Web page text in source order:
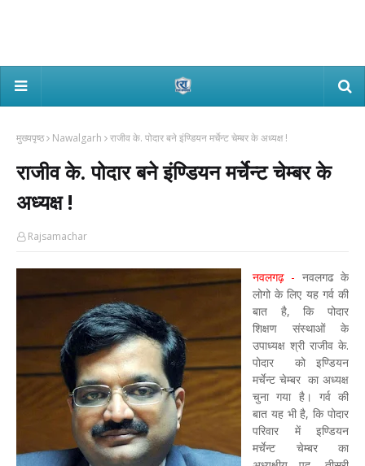
मुख्यपृष्ठ Nawalgarh राजीव के. पोदार बने इंण्डियन मर्चेन्ट चेम्बर के अध्यक्ष !
राजीव के. पोदार बने इंण्डियन मर्चेन्ट चेम्बर के
अध्यक्ष !
Rajsamachar
नवलगढ़ - नवलगढ के
लोगो के लिए यह गर्व की
बात है, कि पोदार
शिक्षण संस्थाओं के
उपाध्यक्ष श्री राजीव के.
पोदार को इण्डियन
मर्चेन्ट चेम्बर का अध्यक्ष
चुना गया है। गर्व की
बात यह भी है, कि पोदार
परिवार में इण्डियन
मर्चेन्ट चेम्बर का